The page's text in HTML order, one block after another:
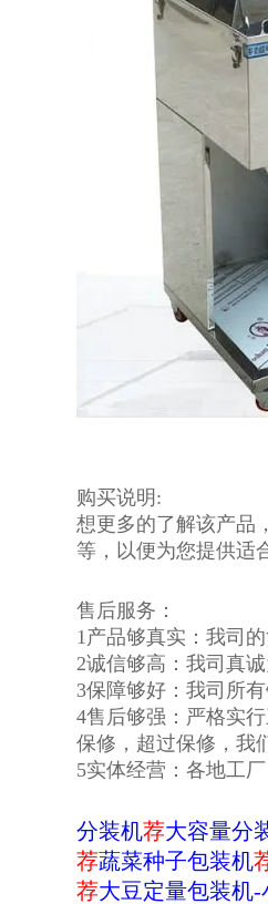
购买说明:
想更多的了解该产品
等，以便为您提供适
售后服务：
1产品够真实：我司
2诚信够高：我司真
3保障够好：我司所
4售后够强：严格实
保修，超过保修，我
5实体经营：各地工
分装机荐大容量分
荐蔬菜种子包装机
荐大豆定量包装机